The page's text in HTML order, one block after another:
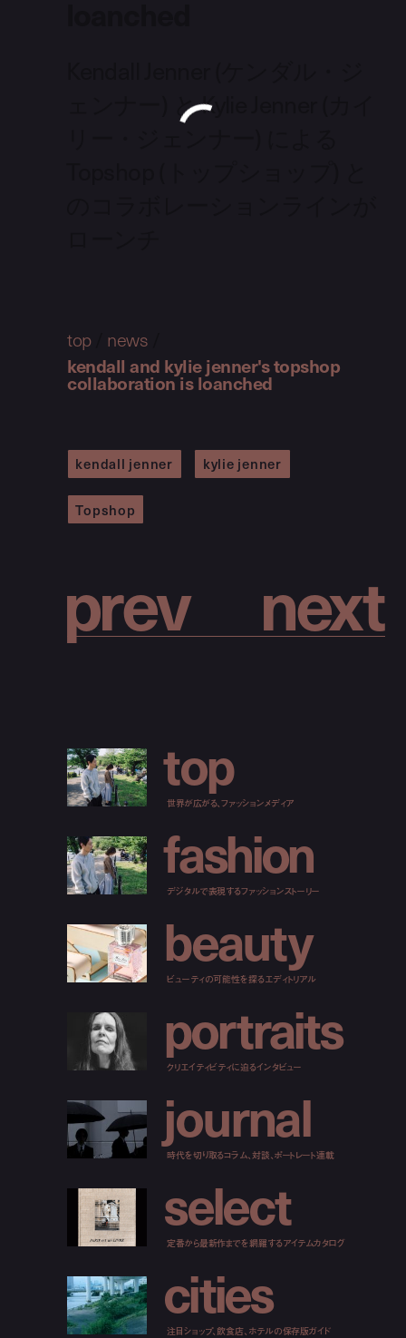
ェンナー) と Kylie Jenner (カイ
top/ news
kendall and kylie jenner's topshop
collaboration is loanched
kendall jenner kylie jenner
Topshop
prev next
top
世界が広がる、ファッションメディア
fashion
デジタルで表現するファッションストーリー
beauty
ビューティの可能性を探るエディトリアル
portraits
クリエイティビティに迫るインタビュー
journal
時代を切り取るコラム、対談、ポートレート連載
select
定番から最新作までを網羅するアイテムカタログ
cities
注目ショップ、飲食店、ホテルの保存版ガイド